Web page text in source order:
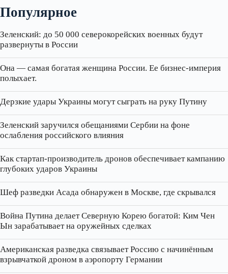
Популярное
Зеленский: до 50 000 северокорейских военных будут
развернуты в России
Она — самая богатая женщина России. Ее бизнес‑империя
полыхает.
Дерзкие удары Украины могут сыграть на руку Путину
Зеленский заручился обещаниями Сербии на фоне
ослабления российского влияния
Как стартап‑производитель дронов обеспечивает кампанию
глубоких ударов Украины
Шеф разведки Асада обнаружен в Москве, где скрывался
Война Путина делает Северную Корею богатой: Ким Чен
Ын зарабатывает на оружейных сделках
Американская разведка связывает Россию с начинённым
взрывчаткой дроном в аэропорту Германии